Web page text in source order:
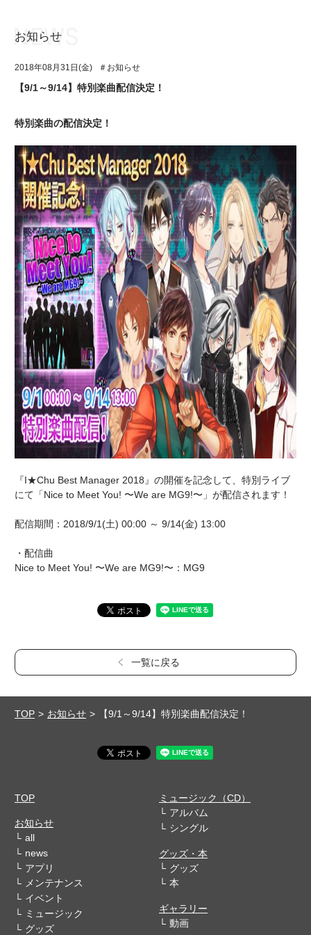
イベント・キャンペーン
ミュージック
グッズ・本
ギャラリー
アプリゲーム
イベント・キャンペーン
ミュージック
グッズ・本
ギャラリー
お知らせ
2018年08月31日(金) ＃お知らせ
【9/1～9/14】特別楽曲配信決定！
特別楽曲の配信決定！
『I★Chu Best Manager 2018』の開催を記念して、特別ライブ
にて「Nice to Meet You! 〜We are MG9!〜」が配信されます！
配信期間：2018/9/1(土) 00:00 ～ 9/14(金) 13:00
・配信曲
Nice to Meet You! 〜We are MG9!〜：MG9
一覧に戻る
TOP お知らせ 【9/1～9/14】特別楽曲配信決定！
TOP
お知らせ
all
news
アプリ
メンテナンス
イベント
ミュージック
グッズ
ミュージック（CD）
アルバム
シングル
グッズ・本
グッズ
本
ギャラリー
動画